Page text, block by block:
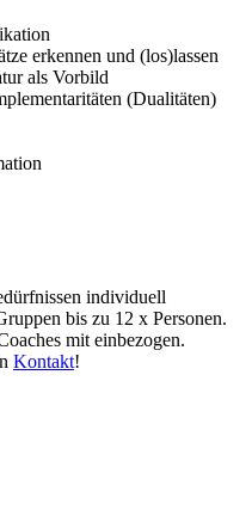
erkennen und (los)lassen
als Vorbild
(Dualitäten)
individuell
bis zu 12 x Personen.
mit einbezogen.
Kontakt!